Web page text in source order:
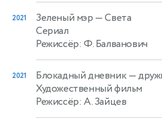
2021 Зеленый мэр — Света
Сериал
Режиссёр: Ф. Балванович
2021 Блокадный дневник—
Художественный фильм
Режиссёр: А. Зайцев